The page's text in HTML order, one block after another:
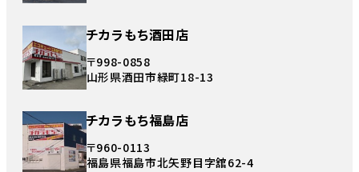
チカラもち酒田店
〒998-0858
山形県酒田市緑町18-13
チカラもち福島店
〒960-0113
福島県福島市北矢野目字舘62-4